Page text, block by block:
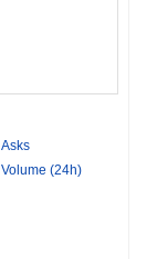
Asks
Volume (24h)